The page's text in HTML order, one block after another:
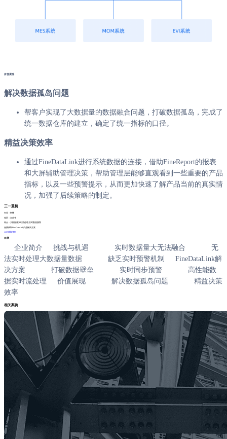
价值展现
解决数据孤岛问题
帮客户实现了大数据量的数据融合问题，打破数据孤岛，完成了
统一数据仓库的建立，确定了统一指标的口径。
精益决策效率
通过FineDataLink进行系统数据的连接，借助FineReport的报表
和大屏辅助管理决策，帮助管理层能够直观看到一些重要的产品
指标，以及一些预警提示，从而更加快速了解产品当前的真实情
况，加强了后续策略的制定。
三一重机
行业： 机械
地区： 江苏省
特点： 大数据量实时流处理,实时数据预警
免费获取FineDataLink产品解决方案
点击获取资料
目录
企业简介 挑战与机遇 实时数据量大无法融合
无
法实时处理大数据量数据
缺乏实时预警机制
FineDataLink解
决方案
打破数据壁垒 实时同步预警
高性能数
据实时流处理
价值展现 解决数据孤岛问题
精益决策
效率
相关案例